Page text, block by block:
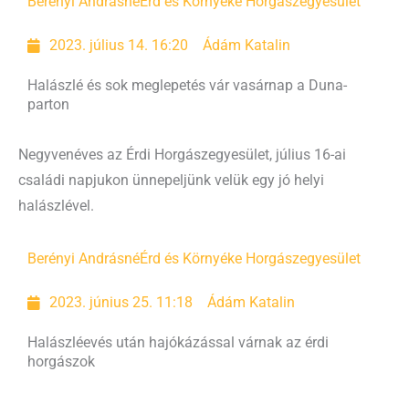
2023. július 14. 16:20 Ádám Katalin
Halászlé és sok meglepetés vár vasárnap a Duna-
parton
Negyvenéves az Érdi Horgászegyesület, július 16-ai
családi napjukon ünnepeljünk velük egy jó helyi
halászlével.
Berényi AndrásnéÉrd és Környéke Horgászegyesület
2023. június 25. 11:18 Ádám Katalin
Halászléevés után hajókázással várnak az érdi
horgászok